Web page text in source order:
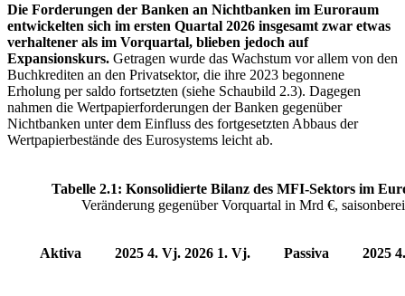
Die Forderungen der Banken an Nichtbanken im Euroraum
entwickelten sich im ersten Quartal 2026 insgesamt zwar etwas
verhaltener als im Vorquartal, blieben jedoch auf
Expansionskurs. Getragen wurde das Wachstum vor allem von den
Buchkrediten an den Privatsektor, die ihre 2023 begonnene
Erholung per saldo fortsetzten (siehe Schaubild 2.3). Dagegen
nahmen die Wertpapierforderungen der Banken gegenüber
Nichtbanken unter dem Einfluss des fortgesetzten Abbaus der
Wertpapierbestände des Eurosystems leicht ab.
Tabelle 2.1: Konsolidierte Bilanz des MFI-Sektors im
Veränderung gegenüber Vorquartal in Mrd €,
Aktiva 2025 4. Vj. 2026 1. Vj. Passiva 2025